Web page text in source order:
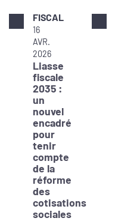
FISCAL
16
AVR.
2026
Liasse
fiscale
2035 :
un
nouvel
encadré
pour
tenir
compte
de la
réforme
des
cotisations
sociales